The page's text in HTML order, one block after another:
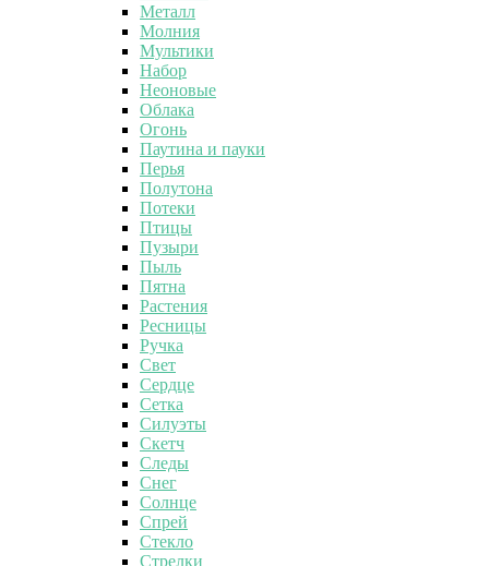
Металл
Молния
Мультики
Набор
Неоновые
Облака
Огонь
Паутина и пауки
Перья
Полутона
Потеки
Птицы
Пузыри
Пыль
Пятна
Растения
Ресницы
Ручка
Свет
Сердце
Сетка
Силуэты
Скетч
Следы
Снег
Солнце
Спрей
Стекло
Стрелки